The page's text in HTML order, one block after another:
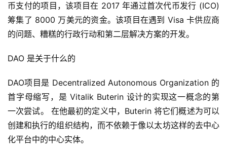
币支付的项目，该项目在 2017 年通过首次代币发行 (ICO)
筹集了 8000 万美元的资金。该项目在遇到 Visa 卡供应商
的问题、糟糕的行政行动和第二层解决方案的开发。
DAO 是关于什么的
DAO项目是 Decentralized Autonomous Organization 的
首字母缩写，是 Vitalik Buterin 设计的实现这一概念的第
一次尝试。 在他最初的定义中，Buterin 将它们概述为可以
创建和执行的组织结构，而不依赖于像以太坊这样的去中心
化平台中的中心实体。